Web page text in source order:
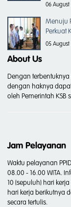
06 August
Menuju
Perkuat
05 August
About Us
Dengan terbentuknya
dengan haknya
oleh Pemerintah KSB
Jam Pelayanan
Waktu pelayanan
08.00 - 16.00 WITA.
10 (sepuluh) hari
hari kerja berikutnya
secara tertulis.